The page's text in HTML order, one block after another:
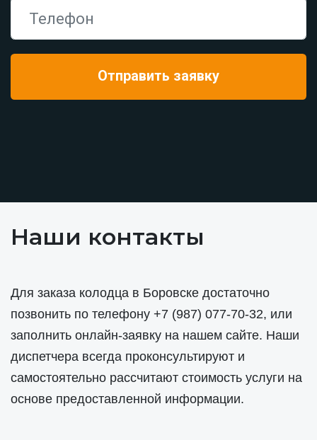
Наши контакты
Для заказа колодца в Боровске достаточно
позвонить по телефону +7 (987) 077-70-32, или
заполнить онлайн-заявку на нашем сайте. Наши
диспетчера всегда проконсультируют и
самостоятельно рассчитают стоимость услуги на
основе предоставленной информации.